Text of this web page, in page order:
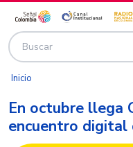
Inicio
En octubre llega
encuentro digital